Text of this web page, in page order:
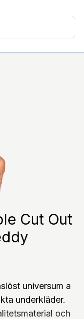
Cut Out
universum a
underkläder.
och